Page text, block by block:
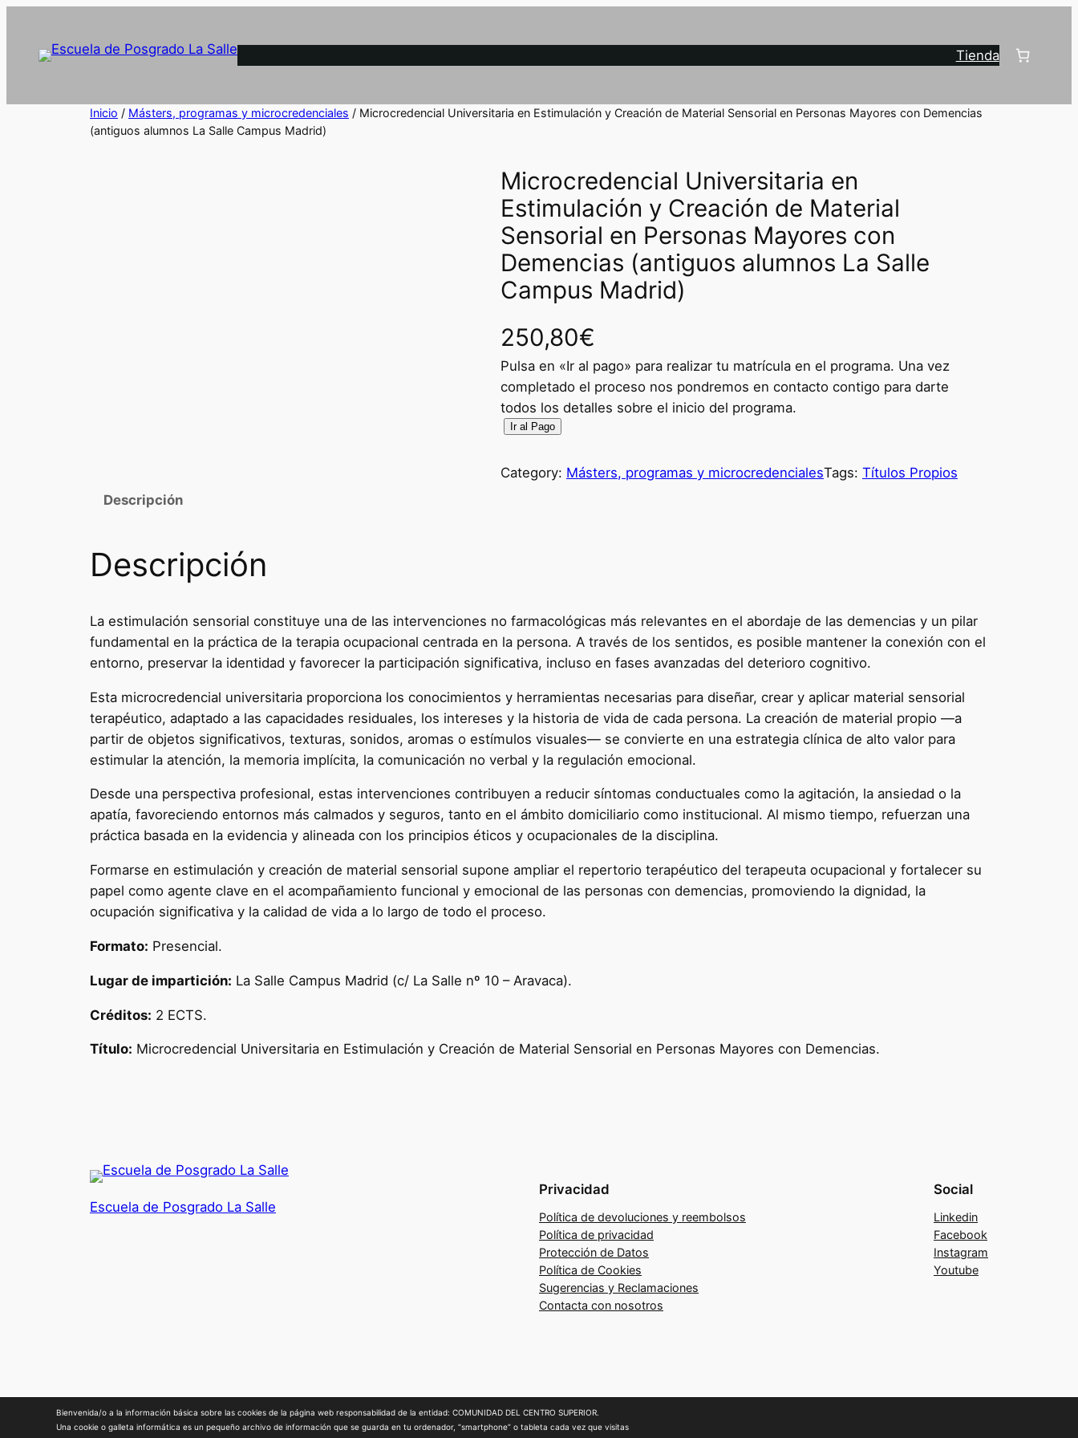
Tienda
Inicio / Másters, programas y microcredenciales / Microcredencial Universitaria en Estimulación y Creación de Material Sensorial en Personas Mayores con Demencias
(antiguos alumnos La Salle Campus Madrid)
Microcredencial Universitaria en
Estimulación y Creación de Material
Sensorial en Personas Mayores con
Demencias (antiguos alumnos La Salle
Campus Madrid)
250,80€
Pulsa en «Ir al pago» para realizar tu matrícula en el programa. Una vez
completado el proceso nos pondremos en contacto contigo para darte
todos los detalles sobre el inicio del programa.
M
c
e
n
c
a
l
U
n
v
e
r
s
i
t
E
c
i
Ir al Pago
Category: Másters, programas y microcredencialesTags: Títulos Propios
Descripción
Descripción
La estimulación sensorial constituye una de las intervenciones no farmacológicas más relevantes en el abordaje de las demencias y un pilar
fundamental en la práctica de la terapia ocupacional centrada en la persona. A través de los sentidos, es posible mantener la conexión con el
entorno, preservar la identidad y favorecer la participación significativa, incluso en fases avanzadas del deterioro cognitivo.
Esta microcredencial universitaria proporciona los conocimientos y herramientas necesarias para diseñar, crear y aplicar material sensorial
terapéutico, adaptado a las capacidades residuales, los intereses y la historia de vida de cada persona. La creación de material propio —a
partir de objetos significativos, texturas, sonidos, aromas o estímulos visuales— se convierte en una estrategia clínica de alto valor para
estimular la atención, la memoria implícita, la comunicación no verbal y la regulación emocional.
Desde una perspectiva profesional, estas intervenciones contribuyen a reducir síntomas conductuales como la agitación, la ansiedad o la
apatía, favoreciendo entornos más calmados y seguros, tanto en el ámbito domiciliario como institucional. Al mismo tiempo, refuerzan una
práctica basada en la evidencia y alineada con los principios éticos y ocupacionales de la disciplina.
Formarse en estimulación y creación de material sensorial supone ampliar el repertorio terapéutico del terapeuta ocupacional y fortalecer su
papel como agente clave en el acompañamiento funcional y emocional de las personas con demencias, promoviendo la dignidad, la
ocupación significativa y la calidad de vida a lo largo de todo el proceso.
Formato: Presencial.
Lugar de impartición: La Salle Campus Madrid (c/ La Salle nº 10 – Aravaca).
Créditos: 2 ECTS.
Título: Microcredencial Universitaria en Estimulación y Creación de Material Sensorial en Personas Mayores con Demencias.
Escuela de Posgrado La Salle
Privacidad
Política de devoluciones y reembolsos
Política de privacidad
Protección de Datos
Política de Cookies
Sugerencias y Reclamaciones
Contacta con nosotros
Social
Linkedin
Facebook
Instagram
Youtube
La Salle Escuela de Posgrado. 2024. |Aviso Legal|Términos y Condiciones.
Bienvenida/o a la información básica sobre las cookies de la página web responsabilidad de la entidad: COMUNIDAD DEL CENTRO SUPERIOR.
Una cookie o galleta informática es un pequeño archivo de información que se guarda en tu ordenador, “smartphone” o tableta cada vez que visitas